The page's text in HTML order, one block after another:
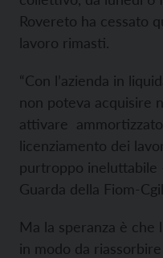
Rovereto ha cessato
lavoro rimasti.
“Con l’azienda in
non poteva acquisire
attivare
licenziamento dei
purtroppo ineluttabile
Guarda della Fiom-
Ma la speranza è che
in modo da